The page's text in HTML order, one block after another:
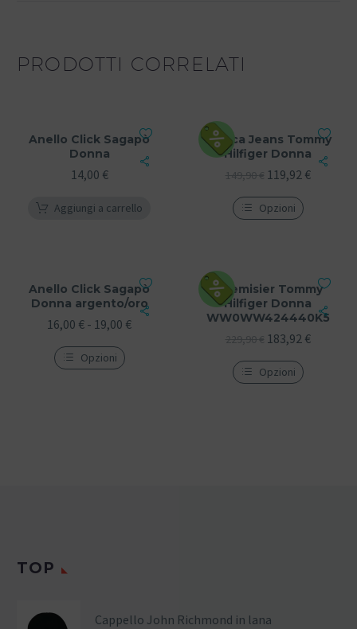
PRODOTTI CORRELATI
Anello Click Sagapò
Donna
14,00 €
Aggiungi a carrello
Giacca Jeans Tommy
Hilfiger Donna
149,90€ 119,92 €
Opzioni
Anello Click Sagapò
Donna argento/oro
16,00 € - 19,00 €
Opzioni
Chemisier Tommy
Hilfiger Donna
WW0WW424440K5
229,90€ 183,92 €
Opzioni
TOP
Cappello John Richmond in lana